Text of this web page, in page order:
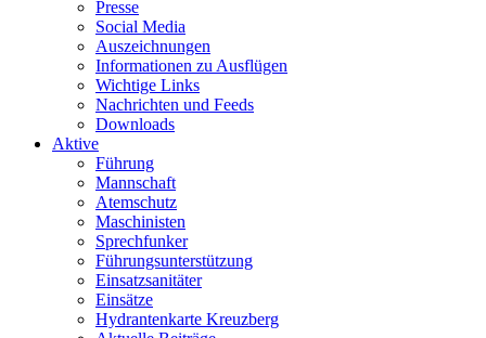
Presse
Social Media
Auszeichnungen
Informationen zu Ausflügen
Wichtige Links
Nachrichten und Feeds
Downloads
Aktive
Führung
Mannschaft
Atemschutz
Maschinisten
Sprechfunker
Führungsunterstützung
Einsatzsanitäter
Einsätze
Hydrantenkarte Kreuzberg